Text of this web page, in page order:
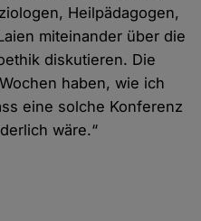
Heilpädagogen,
miteinander über die
diskutieren. Die
haben, wie ich
eine solche Konferenz
wäre.“